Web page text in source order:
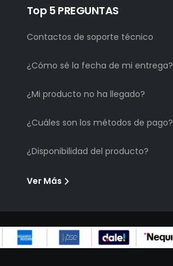
Top 5 PREGUNTAS
Contactos de soporte técnico
¿Cómo sé la fecha de mi entrega?
¿Mi producto no ha llegado?
¿Cuáles son los métodos de pago?
¿Disponibilidad del producto?
Ver Más